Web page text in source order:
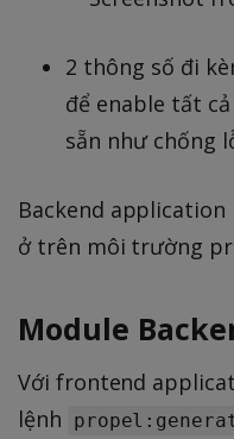
2 thông số đi
để enable tất
sẵn như chống
Backend
ở trên môi trường
Module
Với frontend
lệnh